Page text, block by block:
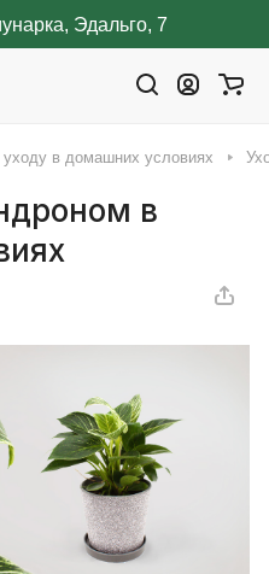
Эдальго, 7
в домашних условиях
в